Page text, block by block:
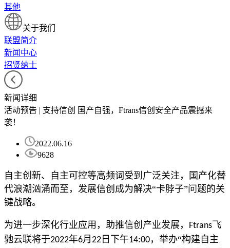
其他
关于我们
联盟简介
新闻中心
招贤纳士
新闻详细
活动预告 | 支持信创 国产自强，Ftrans信创安全产品震撼来
袭！
2022.06.16
9628
自主创新、自主可控等高频词受到广泛关注，国产化替
代浪潮汹涌而至，发展信创成为解决“卡脖子”问题的关
键战略。
为进一步深化行业应用，助推信创产业发展， Ftrans 飞
驰云联将于2022年6月 22 日 下午14:00， 举办“构建自主